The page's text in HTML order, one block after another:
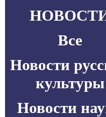
Все
Новости
культуры
Новости